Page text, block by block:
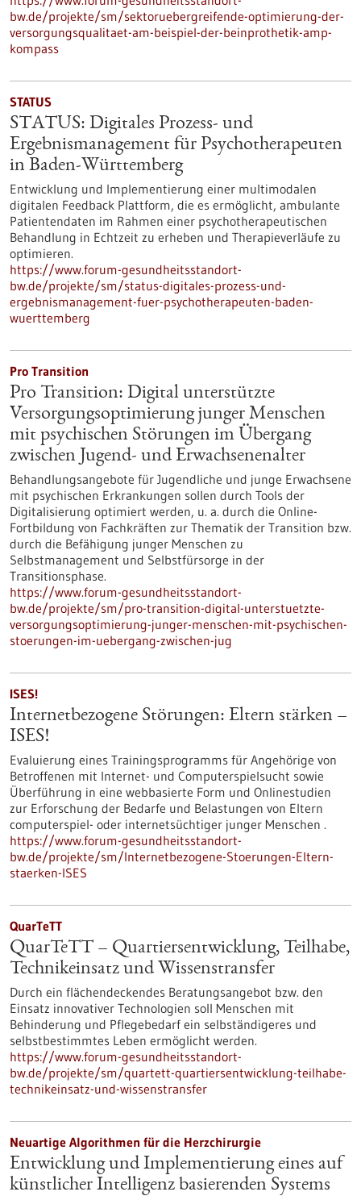
bw.de/projekte/sm/sektoruebergreifende-optimierung-der-
versorgungsqualitaet-am-beispiel-der-beinprothetik-amp-
kompass
STATUS
STATUS: Digitales Prozess- und
Ergebnismanagement für Psychotherapeuten
in Baden-Württemberg
Entwicklung und Implementierung einer multimodalen
digitalen Feedback Plattform, die es ermöglicht, ambulante
Patientendaten im Rahmen einer psychotherapeutischen
Behandlung in Echtzeit zu erheben und Therapieverläufe zu
optimieren.
https://www.forum-gesundheitsstandort-
bw.de/projekte/sm/status-digitales-prozess-und-
ergebnismanagement-fuer-psychotherapeuten-baden-
wuerttemberg
Pro Transition
Pro Transition: Digital unterstützte
Versorgungsoptimierung junger Menschen
mit psychischen Störungen im Übergang
zwischen Jugend- und Erwachsenenalter
Behandlungsangebote für Jugendliche und junge Erwachsene
mit psychischen Erkrankungen sollen durch Tools der
Digitalisierung optimiert werden, u. a. durch die Online-
Fortbildung von Fachkräften zur Thematik der Transition bzw.
durch die Befähigung junger Menschen zu
Selbstmanagement und Selbstfürsorge in der
Transitionsphase.
https://www.forum-gesundheitsstandort-
bw.de/projekte/sm/pro-transition-digital-unterstuetzte-
versorgungsoptimierung-junger-menschen-mit-psychischen-
stoerungen-im-uebergang-zwischen-jug
ISES!
Internetbezogene Störungen: Eltern stärken –
ISES!
Evaluierung eines Trainingsprogramms für Angehörige von
Betroffenen mit Internet- und Computerspielsucht sowie
Überführung in eine webbasierte Form und Onlinestudien
zur Erforschung der Bedarfe und Belastungen von Eltern
computerspiel- oder internetsüchtiger junger Menschen .
https://www.forum-gesundheitsstandort-
bw.de/projekte/sm/Internetbezogene-Stoerungen-Eltern-
staerken-ISES
QuarTeTT
QuarTeTT – Quartiersentwicklung, Teilhabe,
Technikeinsatz und Wissenstransfer
Durch ein flächendeckendes Beratungsangebot bzw. den
Einsatz innovativer Technologien soll Menschen mit
Behinderung und Pflegebedarf ein selbständigeres und
selbstbestimmtes Leben ermöglicht werden.
https://www.forum-gesundheitsstandort-
bw.de/projekte/sm/quartett-quartiersentwicklung-teilhabe-
technikeinsatz-und-wissenstransfer
Neuartige Algorithmen für die Herzchirurgie
Entwicklung und Implementierung eines auf
künstlicher Intelligenz basierenden Systems